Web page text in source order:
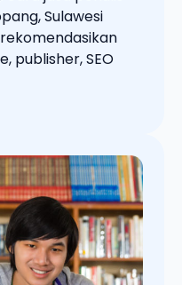
Sulawesi
publisher, SEO